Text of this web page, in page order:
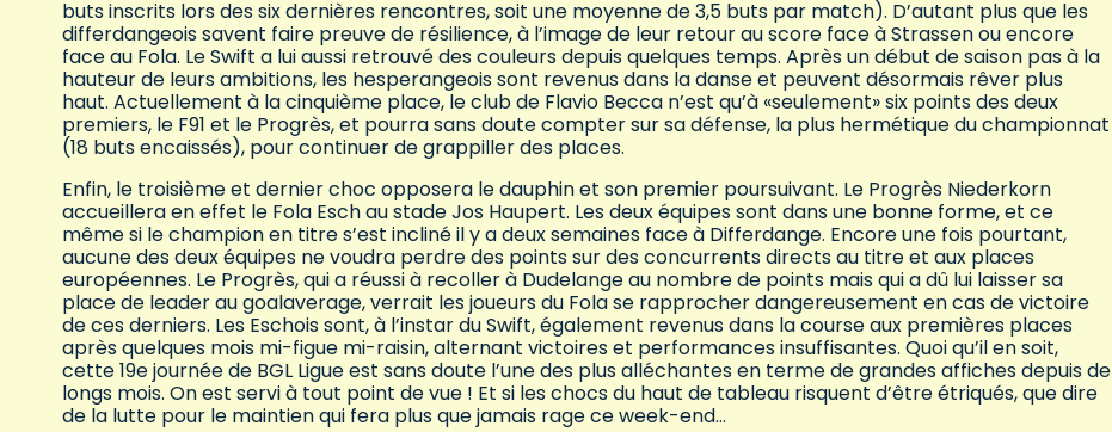
buts inscrits lors des six dernières rencontres, soit une moyenne de 3,5 buts par match). D’autant plus que les
differdangeois savent faire preuve de résilience, à l’image de leur retour au score face à Strassen ou encore
face au Fola. Le Swift a lui aussi retrouvé des couleurs depuis quelques temps. Après un début de saison pas à la
hauteur de leurs ambitions, les hesperangeois sont revenus dans la danse et peuvent désormais rêver plus
haut. Actuellement à la cinquième place, le club de Flavio Becca n’est qu’à «seulement» six points des deux
premiers, le F91 et le Progrès, et pourra sans doute compter sur sa défense, la plus hermétique du championnat
(18 buts encaissés), pour continuer de grappiller des places.
Enfin, le troisième et dernier choc opposera le dauphin et son premier poursuivant. Le Progrès Niederkorn
accueillera en effet le Fola Esch au stade Jos Haupert. Les deux équipes sont dans une bonne forme, et ce
même si le champion en titre s’est incliné il y a deux semaines face à Differdange. Encore une fois pourtant,
aucune des deux équipes ne voudra perdre des points sur des concurrents directs au titre et aux places
européennes. Le Progrès, qui a réussi à recoller à Dudelange au nombre de points mais qui a dû lui laisser sa
place de leader au goalaverage, verrait les joueurs du Fola se rapprocher dangereusement en cas de victoire
de ces derniers. Les Eschois sont, à l’instar du Swift, également revenus dans la course aux premières places
après quelques mois mi-figue mi-raisin, alternant victoires et performances insuffisantes. Quoi qu’il en soit,
cette 19e journée de BGL Ligue est sans doute l’une des plus alléchantes en terme de grandes affiches depuis de
longs mois. On est servi à tout point de vue ! Et si les chocs du haut de tableau risquent d’être étriqués, que dire
de la lutte pour le maintien qui fera plus que jamais rage ce week-end…